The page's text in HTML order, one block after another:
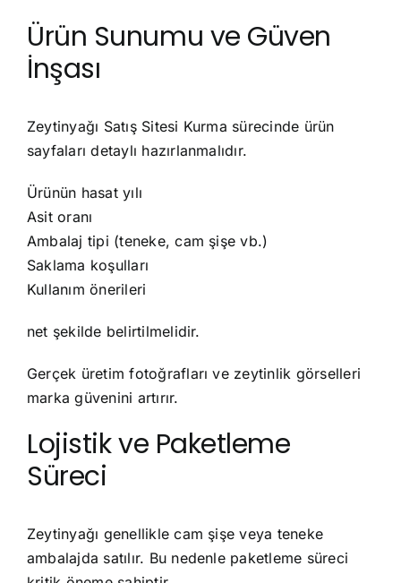
Ürün Sunumu ve Güven
İnşası
Zeytinyağı Satış Sitesi Kurma sürecinde ürün
sayfaları detaylı hazırlanmalıdır.
Ürünün hasat yılı
Asit oranı
Ambalaj tipi (teneke, cam şişe vb.)
Saklama koşulları
Kullanım önerileri
net şekilde belirtilmelidir.
Gerçek üretim fotoğrafları ve zeytinlik görselleri
marka güvenini artırır.
Lojistik ve Paketleme
Süreci
Zeytinyağı genellikle cam şişe veya teneke
ambalajda satılır. Bu nedenle paketleme süreci